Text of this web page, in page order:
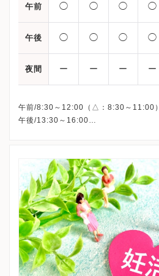
午前 ◯ ◯ ◯ ◯
午後 ◯ ◯ ◯ ◯
夜間 ー ー ー ー
午前/8:30～12:00（△：8:30～11:00）
午後/13:30～16:00